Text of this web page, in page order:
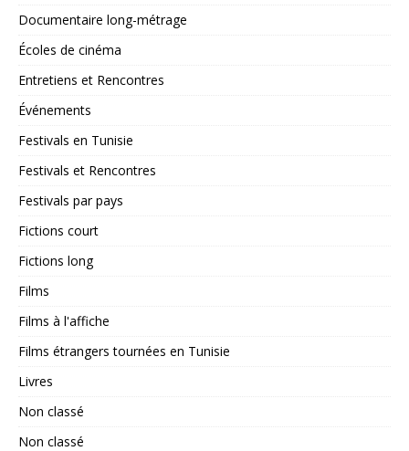
Documentaire long-métrage
Écoles de cinéma
Entretiens et Rencontres
Événements
Festivals en Tunisie
Festivals et Rencontres
Festivals par pays
Fictions court
Fictions long
Films
Films à l'affiche
Films étrangers tournées en Tunisie
Livres
Non classé
Non classé